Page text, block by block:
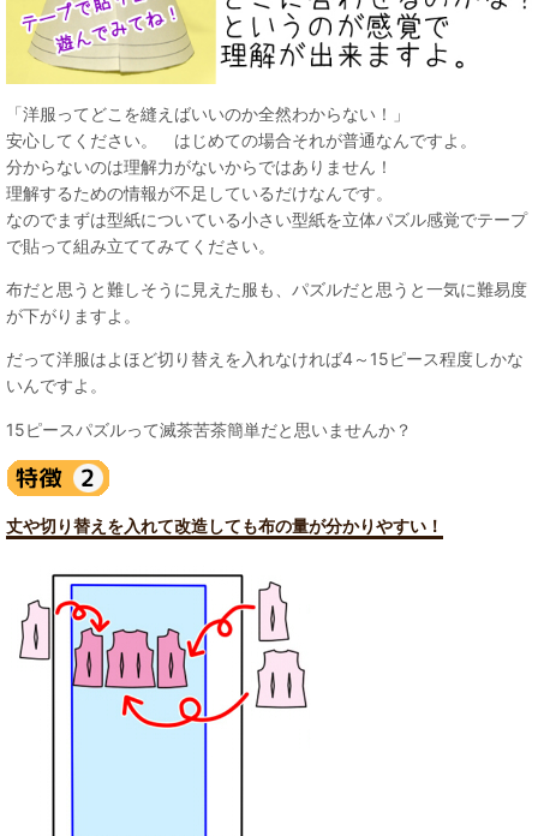
「洋服ってどこを縫えばいいのか全然わからない！」
安心してください。 はじめての場合それが普通なんですよ。
分からないのは理解力がないからではありません！
理解するための情報が不足しているだけなんです。
なのでまずは型紙についている小さい型紙を立体パズル感覚でテープ
で貼って組み立ててみてください。
布だと思うと難しそうに見えた服も、パズルだと思うと一気に難易度
が下がりますよ。
だって洋服はよほど切り替えを入れなければ4～15ピース程度しかな
いんですよ。
15ピースパズルって滅茶苦茶簡単だと思いませんか？
丈や切り替えを入れて改造しても布の量が分かりやすい！